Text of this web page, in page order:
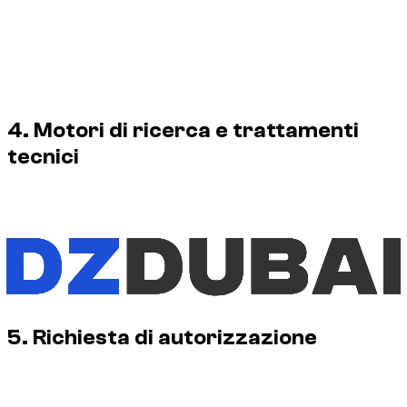
4. Motori di ricerca e trattamenti
tecnici
delle direttive tecniche del sito.
I metadati possono identificare autore, titolare dei diritti,
credito e URL della presente dichiarazione.
5. Richiesta di autorizzazione